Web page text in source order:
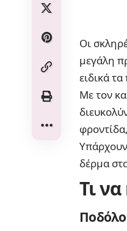
Οι
μεγάλη
ειδικά
Με τον
δέρμα
Τι